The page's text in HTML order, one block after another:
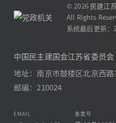
© 2026 民建江
All Rights
系统最后更新：
中国民主建国会江苏省委员会
地址：南京市鼓楼区北京西
邮编：210024
EMAIL 备案号